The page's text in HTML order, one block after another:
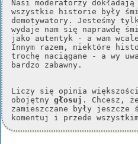
Nasi moderatorzy
wszystkie historie były
demotywatory. Jesteśmy
wydaje nam się naprawdę
jako autentyk - a wam
Innym razem, niektóre
trochę naciągane - a wy
bardzo zabawny.
Liczy się opinia
obojętny głosuj . Chcesz,
zamieszczane były
komentuj i przede